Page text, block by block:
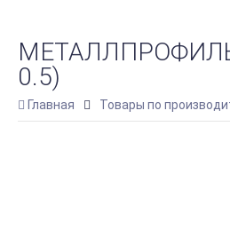
МЕТАЛЛПРОФИЛЬ
0.5)
Главная Товары по